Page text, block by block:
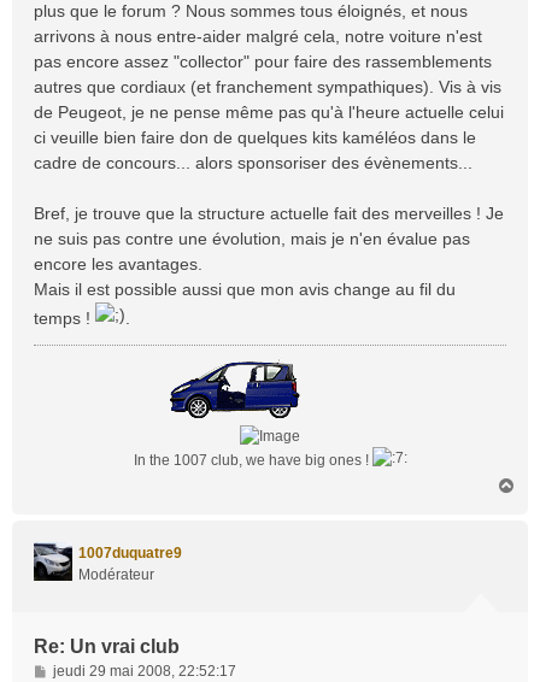
plus que le forum ? Nous sommes tous éloignés, et nous
arrivons à nous entre-aider malgré cela, notre voiture n'est
pas encore assez "collector" pour faire des rassemblements
autres que cordiaux (et franchement sympathiques). Vis à vis
de Peugeot, je ne pense même pas qu'à l'heure actuelle celui
ci veuille bien faire don de quelques kits kaméléos dans le
cadre de concours... alors sponsoriser des évènements...
Bref, je trouve que la structure actuelle fait des merveilles ! Je
ne suis pas contre une évolution, mais je n'en évalue pas
encore les avantages.
Mais il est possible aussi que mon avis change au fil du
temps !
In the 1007 club, we have big ones !
1007duquatre9
Modérateur
Re: Un vrai club
M
jeudi 29 mai 2008, 22:52:17